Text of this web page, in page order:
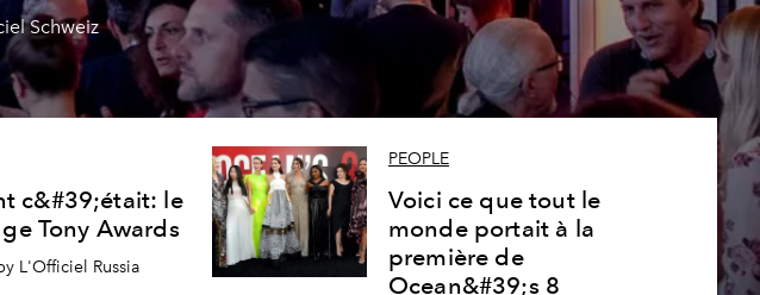
Schweiz
c&#39;était: le
Tony Awards
L'Officiel Russia
PEOPLE
Voici ce que tout le
monde portait à la
première de
Ocean&#39;s 8